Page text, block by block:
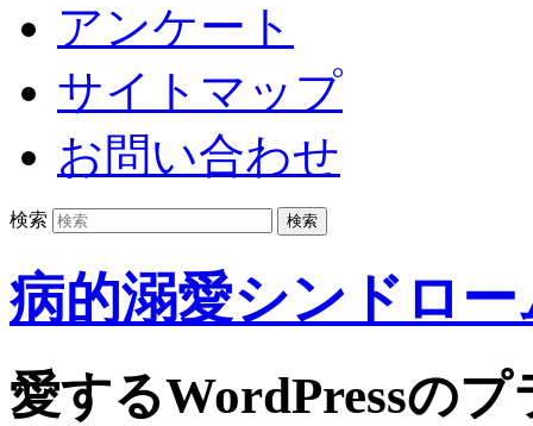
アンケート
サイトマップ
お問い合わせ
検索
病的溺愛シンドロー
愛するWordPressの